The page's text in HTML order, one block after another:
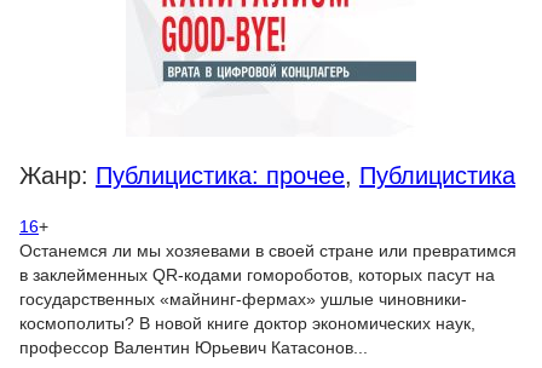
Жанр: Публицистика: прочее, Публицистика
16+
Останемся ли мы хозяевами в своей стране или превратимся
в заклейменных QR-кодами гомороботов, которых пасут на
государственных «майнинг-фермах» ушлые чиновники-
космополиты? В новой книге доктор экономических наук,
профессор Валентин Юрьевич Катасонов...